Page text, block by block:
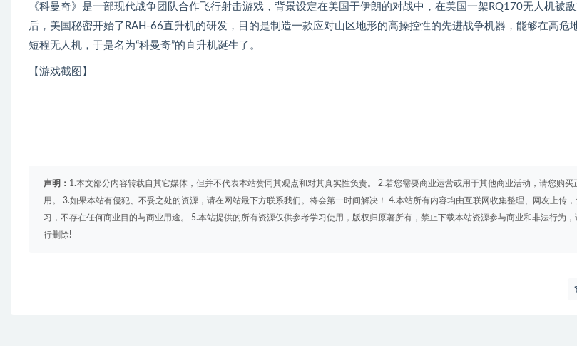
《科曼奇》是一部现代战争团队合作飞行射击游戏，背景设定在美国于伊朗的对战中，在美国一架RQ170无人机被
后，美国秘密开始了RAH-66直升机的研发，目的是制造一款应对山区地形的高操控性的先进战争机器，能够在高危
短程无人机，于是名为“科曼奇”的直升机诞生了。
【游戏截图】
声明： 1.本文部分内容转载自其它媒体，但并不代表本站赞同其观点和对其真实性负责。 2.若您需要商业运营或用于其他商业活动，请您购买
用。 3.如果本站有侵犯、不妥之处的资源，请在网站最下方联系我们。将会第一时间解决！ 4.本站所有内容均由互联网收集整理、网友上传
习，不存在任何商业目的与商业用途。 5.本站提供的所有资源仅供参考学习使用，版权归原著所有，禁止下载本站资源参与商业和非法行为，
行删除!